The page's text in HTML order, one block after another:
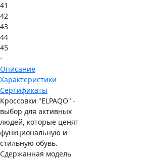
41
42
43
44
45
-
Описание
Характеристики
Сертификаты
Кроссовки "ELPAQO" -
выбор для активных
людей, которые ценят
функциональную и
стильную обувь.
Сдержанная модель